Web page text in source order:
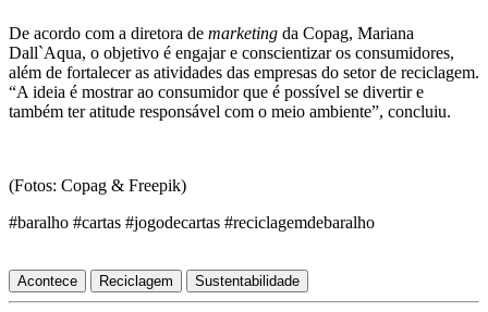
De acordo com a diretora de marketing da Copag, Mariana
Dall`Aqua, o objetivo é engajar e conscientizar os consumidores,
além de fortalecer as atividades das empresas do setor de reciclagem.
“A ideia é mostrar ao consumidor que é possível se divertir e
também ter atitude responsável com o meio ambiente”, concluiu.
(Fotos: Copag & Freepik)
#baralho #cartas #jogodecartas #reciclagemdebaralho
Acontece Reciclagem Sustentabilidade